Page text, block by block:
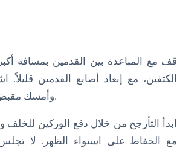
الكتفين، مع إبعاد أصابع القدمين
وأمسك مقبض الجرس بكلتا يديك.
مع الحفاظ على استواء الظهر. لا تجلس